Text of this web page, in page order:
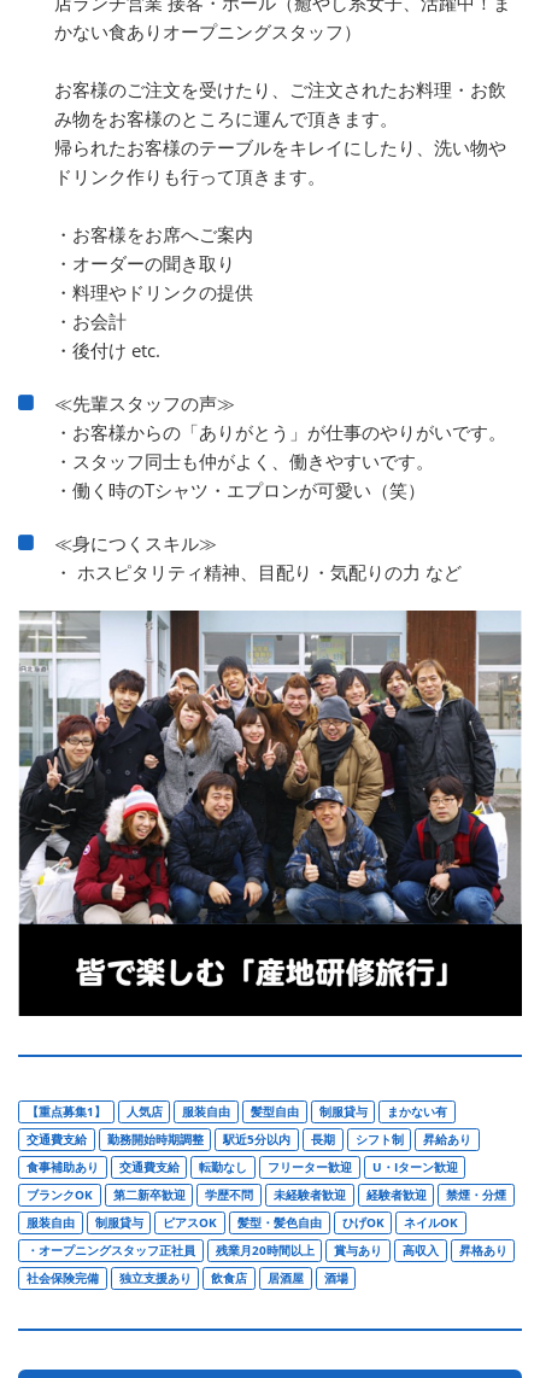
かない食ありオープニングスタッフ）
お客様のご注文を受けたり、ご注文されたお料理・お飲
み物をお客様のところに運んで頂きます。
帰られたお客様のテーブルをキレイにしたり、洗い物や
ドリンク作りも行って頂きます。
・お客様をお席へご案内
・オーダーの聞き取り
・料理やドリンクの提供
・お会計
・後付け etc.
≪先輩スタッフの声≫
・お客様からの「ありがとう」が仕事のやりがいです。
・スタッフ同士も仲がよく、働きやすいです。
・働く時のTシャツ・エプロンが可愛い（笑）
≪身につくスキル≫
・ ホスピタリティ精神、目配り・気配りの力 など
【重点募集1】 人気店 服装自由 髪型自由 制服貸与
まかない有
交通費支給
勤務開始時期調整 駅近5分以内 長期 シフト制
昇給あり
食事補助あり
交通費支給 転勤なし フリーター歓迎
U・Iターン歓迎
ブランクOK
第二新卒歓迎 学歴不問 未経験者歓迎 経験者歓迎
禁煙・分煙
服装自由
制服貸与 ピアスOK 髪型・髪色自由 ひげOK
ネイルOK
・オープニングスタッフ正社員
残業月20時間以上 賞与あり 高収入
昇格あり
社会保険完備
独立支援あり 飲食店 居酒屋 酒場